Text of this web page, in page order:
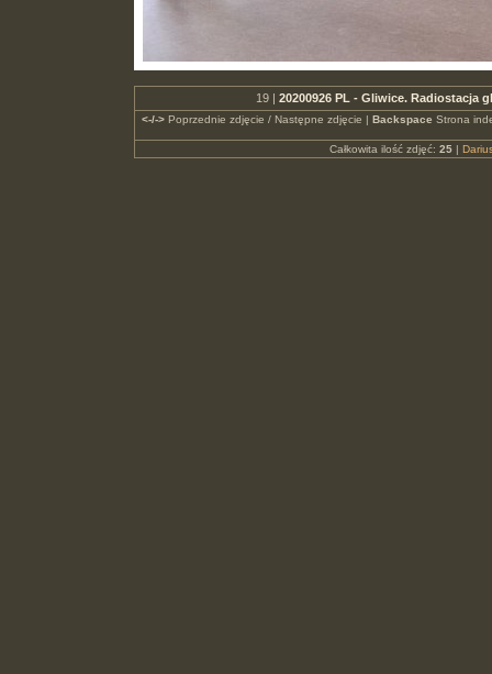
19 | 20200926 PL - Gliwice. Radiostacja
<-/->Poprzednie zdjęcie / Następne zdjęcie | Backspace Strona
Całkowita ilość zdjęć: 25|